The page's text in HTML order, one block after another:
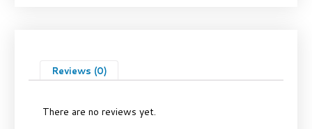
Reviews (0)
There are no reviews yet.